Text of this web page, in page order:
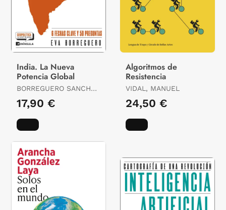
India. La Nueva
Potencia Global
BORREGUERO SANCHO,
17,90 €
Algoritmos de
Resistencia
VIDAL, MANUEL
24,50 €